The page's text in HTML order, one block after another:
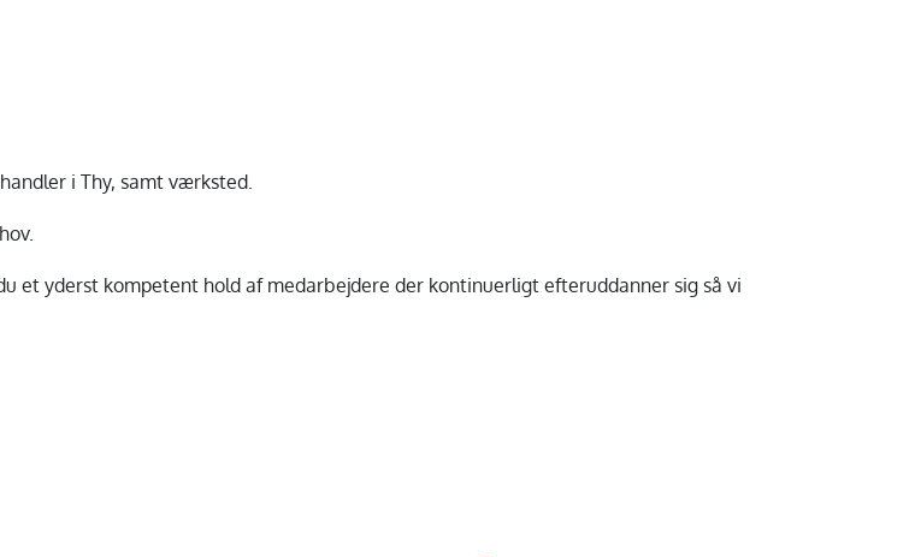
i Thy, samt værksted.
et yderst kompetent hold af medarbejdere der kontinuerligt efteruddanner sig så vi